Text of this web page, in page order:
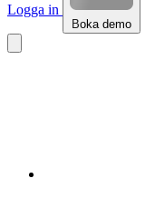
Logga in
Boka demo